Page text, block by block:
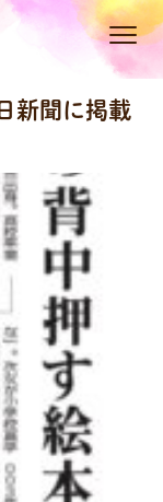
新聞に掲載